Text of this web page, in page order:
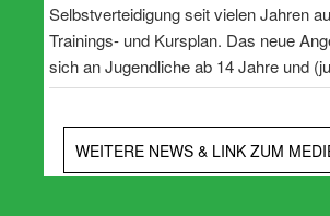
Selbstverteidigung seit vielen Jahren
Trainings- und Kursplan. Das neue
sich an Jugendliche ab 14 Jahre und
WEITERE NEWS & LINK ZUM